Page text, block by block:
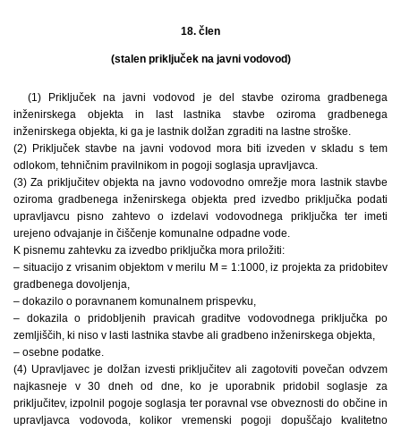
18. člen
(stalen priključek na javni vodovod)
(1) Priključek na javni vodovod je del stavbe oziroma gradbenega
inženirskega objekta in last lastnika stavbe oziroma gradbenega
inženirskega objekta, ki ga je lastnik dolžan zgraditi na lastne stroške.
(2) Priključek stavbe na javni vodovod mora biti izveden v skladu s tem
odlokom, tehničnim pravilnikom in pogoji so­glasja upravljavca.
(3) Za priključitev objekta na javno vodovodno omrežje mora lastnik stavbe
oziroma gradbenega inženirskega objekta pred izvedbo priključka podati
upravljavcu pisno zahtevo o izdelavi vodovodnega priključka ter imeti
urejeno odvajanje in čiščenje komunalne odpadne vode.
K pisnemu zahtevku za izvedbo priključka mora priložiti:
– situacijo z vrisanim objektom v merilu M = 1:1000, iz projekta za pridobitev
gradbenega dovoljenja,
– dokazilo o poravnanem komunalnem prispevku,
– dokazila o pridobljenih pravicah graditve vodovodnega priključka po
zemljiščih, ki niso v lasti lastnika stavbe ali gradbeno inženirskega objekta,
– osebne podatke.
(4) Upravljavec je dolžan izvesti priključitev ali zagotoviti povečan odvzem
najkasneje v 30 dneh od dne, ko je uporabnik pridobil soglasje za
priključitev, izpolnil pogoje soglasja ter poravnal vse obveznosti do občine in
upra­vljavca vodovoda, kolikor vremenski pogoji dopuščajo kvalitetno